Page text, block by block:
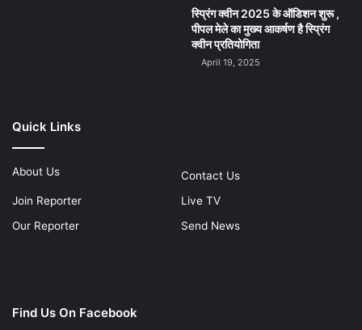
स्प्रिंग क्वीन 2025 के ऑडिशन शुरू ,
पीपल मेले का मुख्य आकर्षण है स्प्रिंग
क्वीन प्रतियोगिता
April 19, 2025
Quick Links
About Us
Contact Us
Join Reporter
Live TV
Our Reporter
Send News
Find Us On Facebook